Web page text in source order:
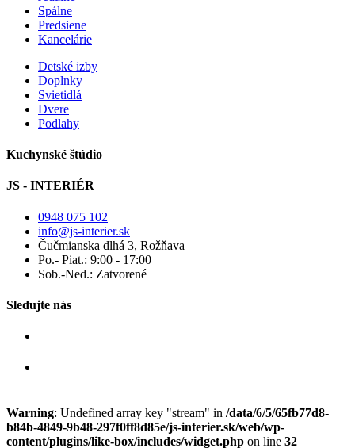
Spálne
Predsiene
Kancelárie
Detské izby
Doplnky
Svietidlá
Dvere
Podlahy
Kuchynské štúdio
JS - INTERIÉR
0948 075 102
info@js-interier.sk
Čučmianska dlhá 3, Rožňava
Po.- Piat.: 9:00 - 17:00
Sob.-Ned.: Zatvorené
Sledujte nás
Warning: Undefined array key "stream" in /data/6/5/65fb77d8-
b84b-4849-9b48-297f0ff8d85e/js-interier.sk/web/wp-
content/plugins/like-box/includes/widget.php on line 32